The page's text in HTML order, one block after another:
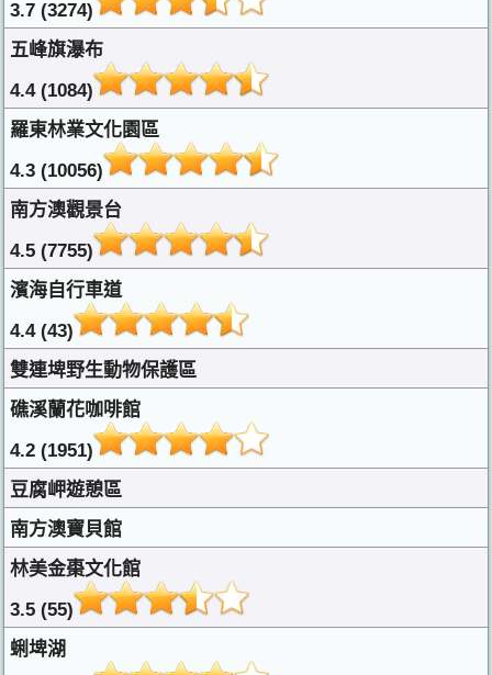
3.7 (3274)
五峰旗瀑布
4.4 (1084)
羅東林業文化園區
4.3 (10056)
南方澳觀景台
4.5 (7755)
濱海自行車道
4.4 (43)
雙連埤野生動物保護區
礁溪蘭花咖啡館
4.2 (1951)
豆腐岬遊憩區
南方澳寶貝館
林美金棗文化館
3.5 (55)
蜊埤湖